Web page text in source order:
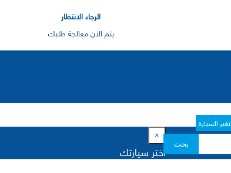
الرجاء الانتظار
يتم الان معالجة طلبك
تغير السيارة
بحث
×
اختر سيارتك